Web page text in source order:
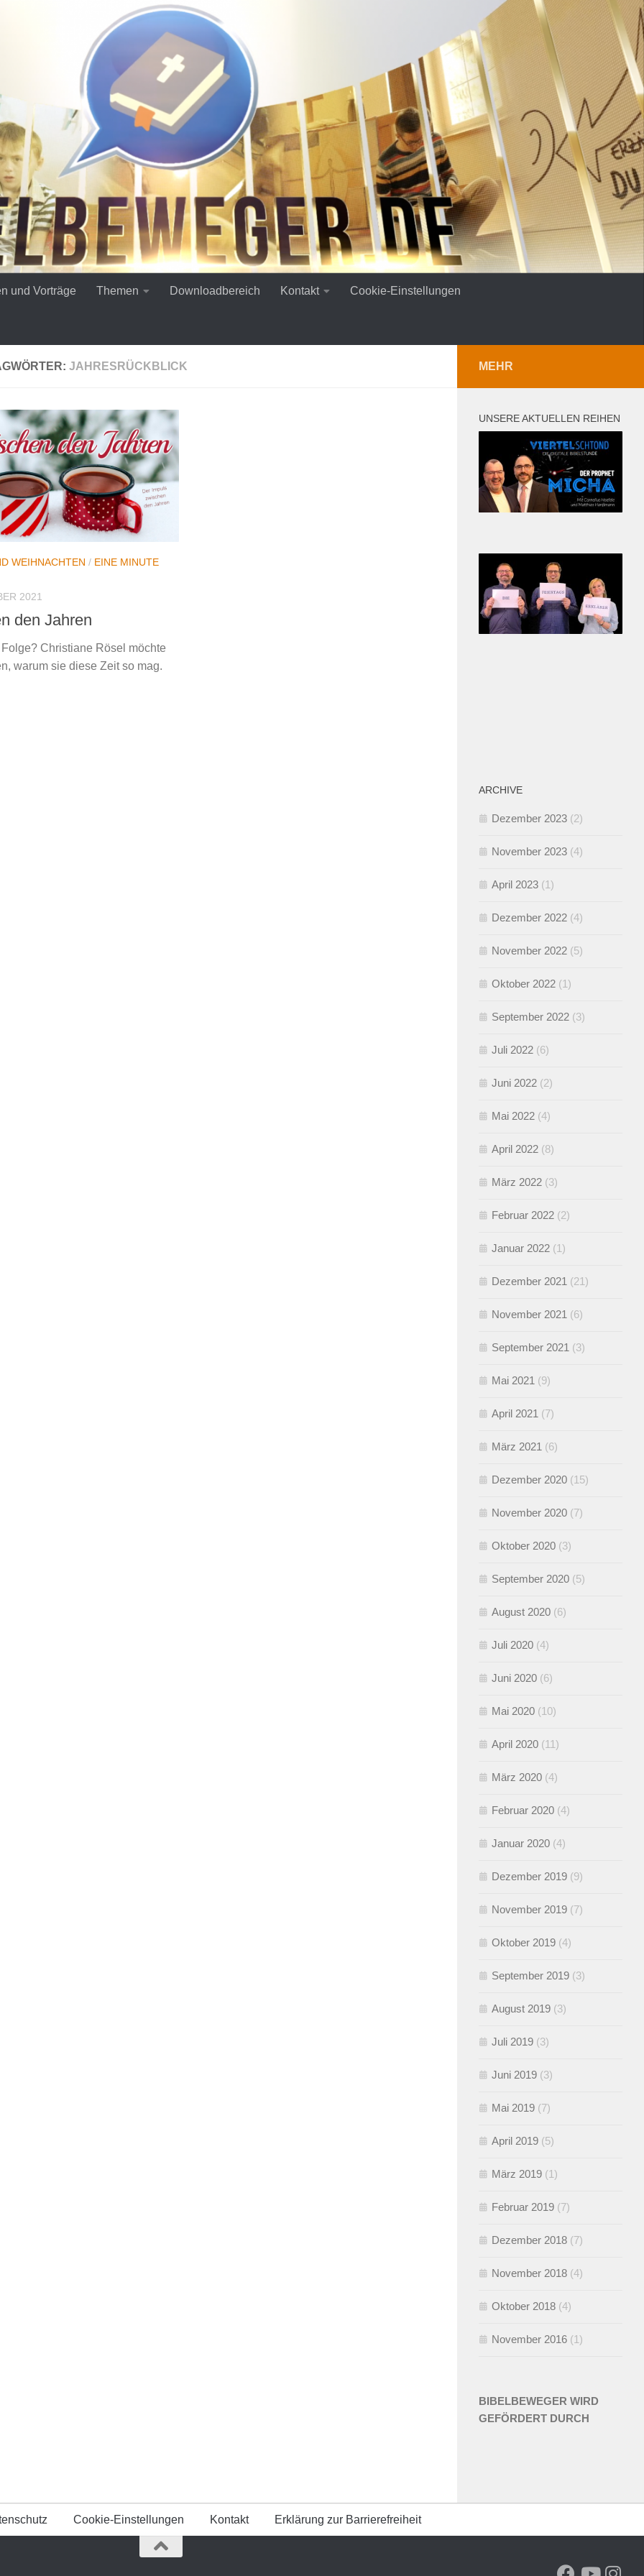
und Vorträge Themen Downloadbereich Kontakt Cookie-Einstellungen
JAHRESRÜCKBLICK
WEIHNACHTEN / EINE MINUTE
2021
den Jahren
Christiane Rösel möchte
warum sie diese Zeit so mag.
MEHR
UNSERE AKTUELLEN REIHEN
ARCHIVE
Dezember 2023 (2)
November 2023 (4)
April 2023 (1)
Dezember 2022 (4)
November 2022 (5)
Oktober 2022 (1)
September 2022 (3)
Juli 2022 (6)
Juni 2022 (2)
Mai 2022 (4)
April 2022 (8)
März 2022 (3)
Februar 2022 (2)
Januar 2022 (1)
Dezember 2021 (21)
November 2021 (6)
September 2021 (3)
Mai 2021 (9)
April 2021 (7)
März 2021 (6)
Dezember 2020 (15)
November 2020 (7)
Oktober 2020 (3)
September 2020 (5)
August 2020 (6)
Juli 2020 (4)
Juni 2020 (6)
Mai 2020 (10)
April 2020 (11)
März 2020 (4)
Februar 2020 (4)
Januar 2020 (4)
Dezember 2019 (9)
November 2019 (7)
Oktober 2019 (4)
September 2019 (3)
August 2019 (3)
Juli 2019 (3)
Juni 2019 (3)
Mai 2019 (7)
April 2019 (5)
März 2019 (1)
Februar 2019 (7)
Dezember 2018 (7)
November 2018 (4)
Oktober 2018 (4)
November 2016 (1)
BIBELBEWEGER WIRD
GEFÖRDERT DURCH
Cookie-Einstellungen Kontakt Erklärung zur Barrierefreiheit